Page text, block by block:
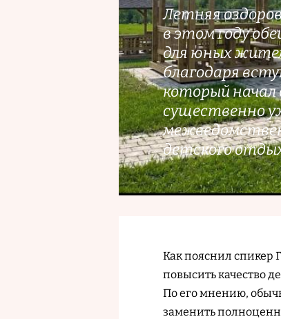
Летняя
в этом году
для юных
благодаря
который
существенно
детского
Как пояснил спикер
повысить качество
По его мнению,
заменить